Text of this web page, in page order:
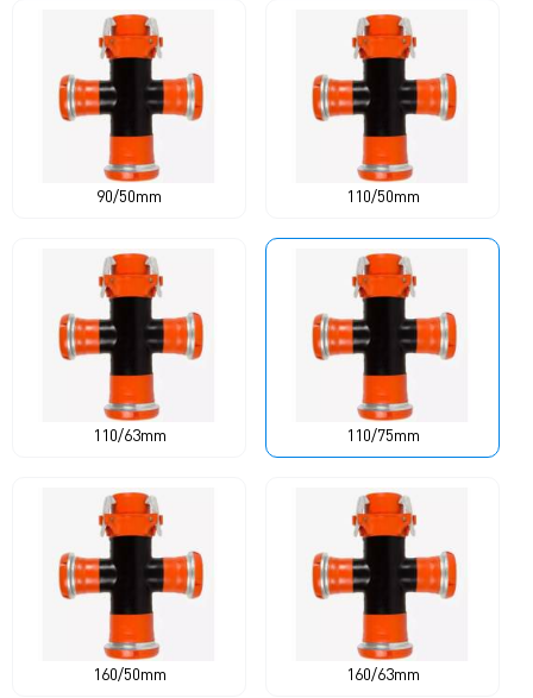
90/50mm 110/50mm
110/63mm 110/75mm
160/50mm 160/63mm